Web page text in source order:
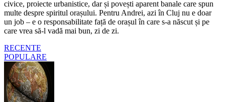
civice, proiecte urbanistice, dar și povești aparent banale care spun
multe despre spiritul orașului. Pentru Andrei, azi în Cluj nu e doar
un job – e o responsabilitate față de orașul în care s-a născut și pe
care vrea să-l vadă mai bun, zi de zi.
RECENTE
POPULARE